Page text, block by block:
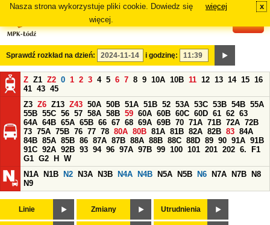
Nasza strona wykorzystuje pliki cookie. Dowiedz się
więcej.
więcej x
Sprawdź rozkład na dzień: i godzinę:
Z Z1 Z2 0 1 2 3 4 5 6 7 8 9 10A 10B 11 12 13 14 15 16
41 43 45
Z3 Z6 Z13 Z43 50A 50B 51A 51B 52 53A 53C 53B 54B 55A
55B 55C 56 57 58A 58B 59 60A 60B 60C 60D 61 62 63
64A 64B 65A 65B 66 67 68 69A 69B 70 71A 71B 72A 72B
73 75A 75B 76 77 78 80A 80B 81A 81B 82A 82B 83 84A
84B 85A 85B 86 87A 87B 88A 88B 88C 88D 89 90 91A 91B
91C 92A 92B 93 94 96 97A 97B 99 100 101 201 202 6.
F1
G1 G2 H
W
N1A
N1B N2 N3A N3B N4A N4B N5A N5B N6 N7A N7B
N8
N9
Linie Zmiany Utrudnienia